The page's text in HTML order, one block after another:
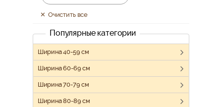
Очистить все
Популярные категории
Ширина 40-59 см
Ширина 60-69 см
Ширина 70-79 см
Ширина 80-89 см